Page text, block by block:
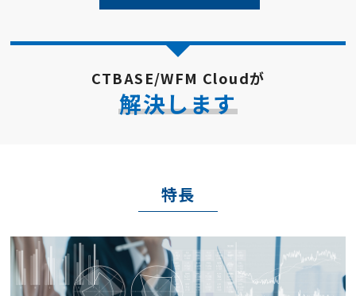
CTBASE/WFM Cloudが
解決します
特長